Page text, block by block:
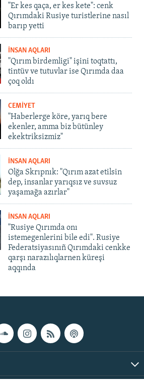
"Er kes qaça, er kes kete": cenk
Qırımdaki Rusiye turistlerine nasıl
barıp yetti
İNSAN AQLARI
"Qırım birdemligi" işini toqtattı,
tintüv ve tutuvlar ise Qırımda daa
çoq oldı
CEMİYET
"Haberlerge köre, yarıq bere
ekenler, amma biz bütünley
ekektriksizmiz"
İNSAN AQLARI
Olğa Skrıpnık: "Qırım azat etilsin
dep, insanlar yarıqsız ve suvsuz
yaşamağa azırlar"
İNSAN AQLARI
"Rusiye Qırımda onı
istemegenlerini bile edi". Rusiye
Federatsiyasınıñ Qırımdaki cenkke
qarşı narazılıqlarnen küreşi
aqqında